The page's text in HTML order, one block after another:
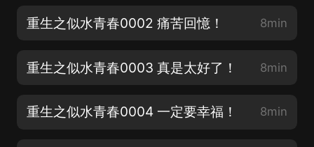
重生之似水青春0002 痛苦回憶！ 8min
重生之似水青春0003 真是太好了！ 8min
重生之似水青春0004 一定要幸福！ 8min